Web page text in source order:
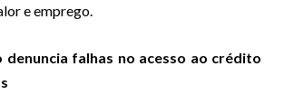
e emprego.
falhas no acesso ao crédito